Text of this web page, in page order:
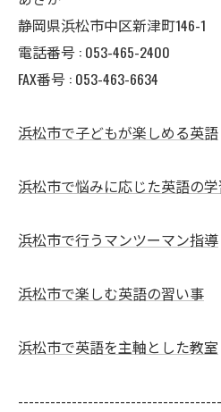
静岡県浜松市中区新津町146-1
電話番号 : 053-465-2400
FAX番号 : 053-463-6634
浜松市で子どもが楽しめる英語
浜松市で悩みに応じた英語の
浜松市で行うマンツーマン指導
浜松市で楽しむ英語の習い事
浜松市で英語を主軸とした教室